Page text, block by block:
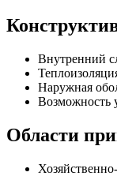
Внутренний
Наружная
Возможность
Области